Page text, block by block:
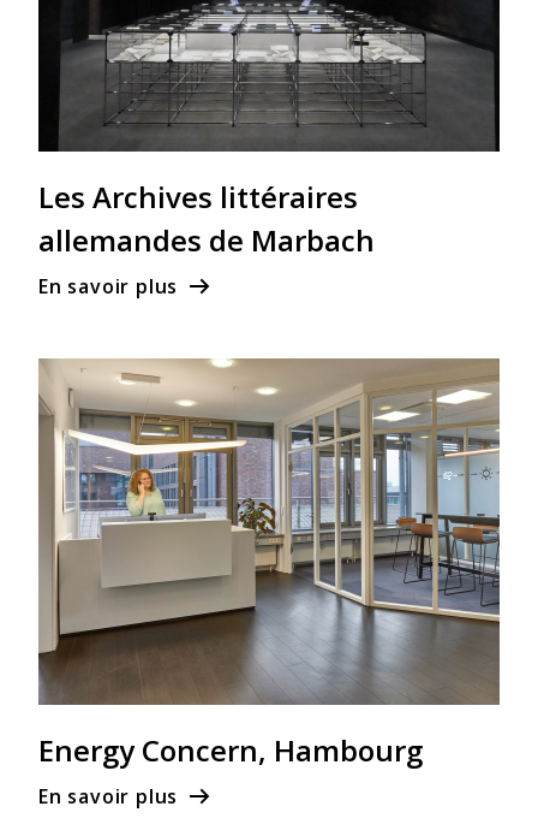
Les Archives littéraires
allemandes de Marbach
En savoir plus
Energy Concern, Hambourg
En savoir plus